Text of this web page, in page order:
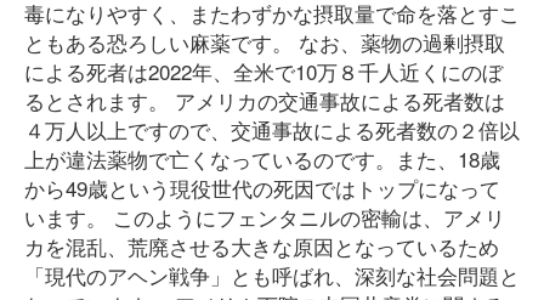
毒になりやすく、またわずかな摂取量で命を落とすこ
ともある恐ろしい麻薬です。 なお、薬物の過剰摂取
による死者は2022年、全米で10万８千人近くにのぼ
るとされます。 アメリカの交通事故による死者数は
４万人以上ですので、交通事故による死者数の２倍以
上が違法薬物で亡くなっているのです。また、18歳
から49歳という現役世代の死因ではトップになって
います。 このようにフェンタニルの密輸は、アメリ
カを混乱、荒廃させる大きな原因となっているため
「現代のアヘン戦争」とも呼ばれ、深刻な社会問題と